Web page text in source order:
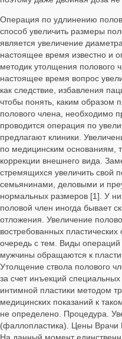
Операция по удлинению
способ увеличить размеры
является увеличение
настоящее время известно и
методик утолщения полового
настоящее время вопрос
как следствие, избавления
чтобы понять, каким образом
полового члена, необходимо
проводится операция по
предлагают клиники.
по медицинским основаниям,
коррекции внешнего вида.
стремящихся увеличить свой
семьянинами, деловыми и
нормальных размеров [1]. У
половой член иногда бывает
отложения. Увеличение
востребованных
очередь с тем. Виды
мужчины обращаются к
Утолщение ствола полового
за счет инъекций
интимной пластики методом
медицинских показаний к
не определено. Процедура.
(фаллопластика). Цены